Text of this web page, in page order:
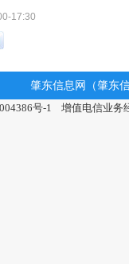
17:30
肇东信息网（肇东
号-1 增值电信业务